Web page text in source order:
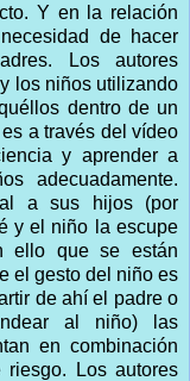
Y en la relación
de hacer
Los autores
los niños utilizando
dentro de un
a través del vídeo
y aprender a
adecuadamente.
a sus hijos (por
y el niño la escupe
ello que se están
el gesto del niño es
de ahí el padre o
al niño) las
en combinación
riesgo. Los autores